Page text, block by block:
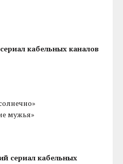
кабельных каналов
мужья»
сериал кабельных